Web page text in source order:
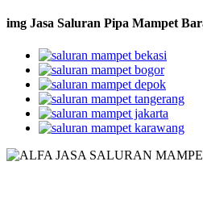
img Jasa Saluran Pipa Mampet